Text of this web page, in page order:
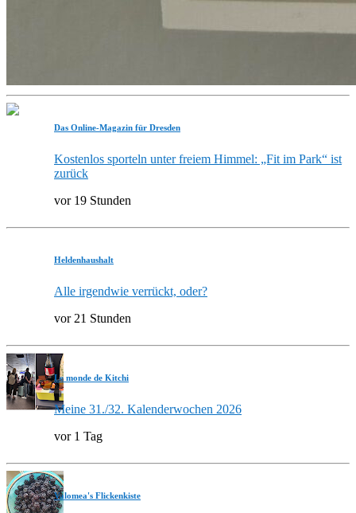
Das Online-Magazin für Dresden
Kostenlos sporteln unter freiem Himmel: „Fit im Park“ ist
zurück
vor 19 Stunden
Heldenhaushalt
Alle irgendwie verrückt, oder?
vor 21 Stunden
Le monde de Kitchi
Meine 31./32. Kalenderwochen 2026
vor 1 Tag
Valomea's Flickenkiste